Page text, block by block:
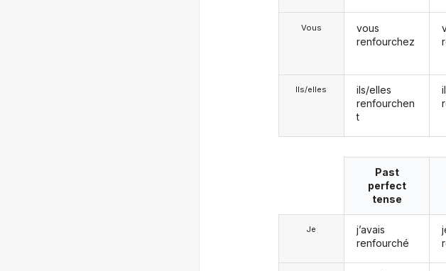
Vous
Ils/elles
vous
renfourchez
ils/elles
renfourchen
t
Je
Past
perfect
tense
j’avais
renfourché